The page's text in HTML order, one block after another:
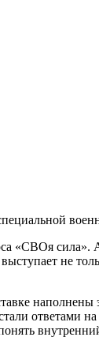
«СВОя
не
ответами